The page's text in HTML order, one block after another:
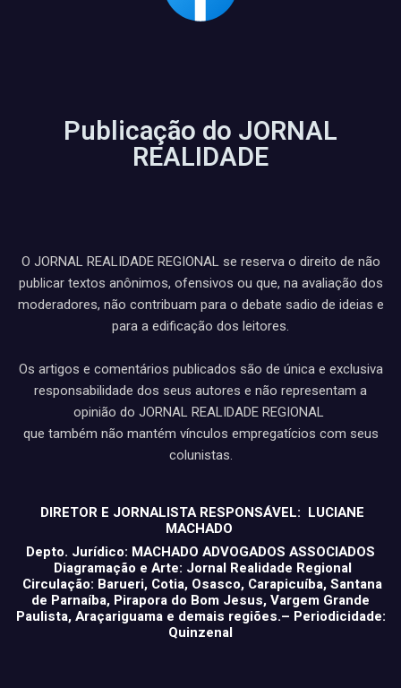
Publicação do JORNAL
REALIDADE
O JORNAL REALIDADE REGIONAL se reserva o direito de não
publicar textos anônimos, ofensivos ou que, na avaliação dos
moderadores, não contribuam para o debate sadio de ideias e
para a edificação dos leitores.
Os artigos e comentários publicados são de única e exclusiva
responsabilidade dos seus autores e não representam a
opinião do JORNAL REALIDADE REGIONAL
que também não mantém vínculos empregatícios com seus
colunistas.
DIRETOR E JORNALISTA RESPONSÁVEL: LUCIANE
MACHADO
Depto. Jurídico: MACHADO ADVOGADOS ASSOCIADOS
Diagramação e Arte: Jornal Realidade Regional
Circulação: Barueri, Cotia, Osasco, Carapicuíba, Santana
de Parnaíba, Pirapora do Bom Jesus, Vargem Grande
Paulista, Araçariguama e demais regiões.– Periodicidade:
Quinzenal